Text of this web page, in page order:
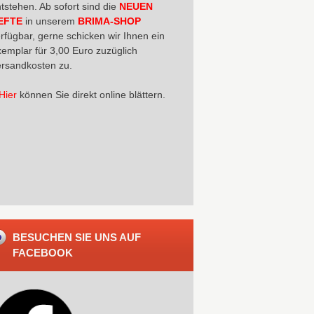
Ab sofort sind die NEUEN
in unserem BRIMA-SHOP
gerne schicken wir Ihnen ein
für 3,00 Euro zuzüglich
zu.
können Sie direkt online blättern.
BESUCHEN SIE UNS AUF
FACEBOOK